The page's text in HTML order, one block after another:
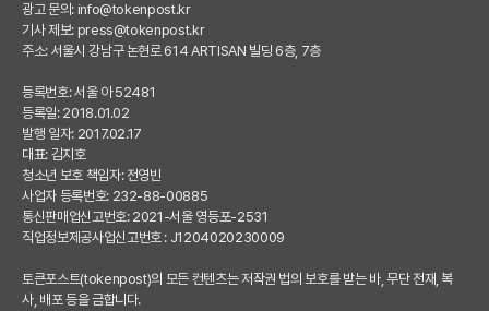
광고 문의: info@tokenpost.kr
기사 제보: press@tokenpost.kr
주소: 서울시 강남구 논현로 614 ARTISAN 빌딩 6층, 7층
등록번호: 서울 아 52481
등록일: 2018.01.02
발행 일자: 2017.02.17
대표: 김지호
청소년 보호 책임자: 전영빈
사업자 등록번호: 232-88-00885
통신판매업신고번호: 2021-서울 영등포-2531
직업정보제공사업신고번호 : J1204020230009
토큰포스트(tokenpost)의 모든 컨텐츠는 저작권 법의 보호를 받는 바, 무단 전재, 복
사, 배포 등을 금합니다.